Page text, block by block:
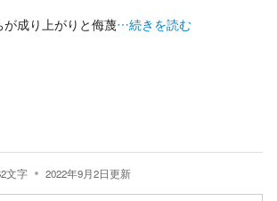
成り上がりと侮蔑…続きを読む
文字 2022年9月2日更新